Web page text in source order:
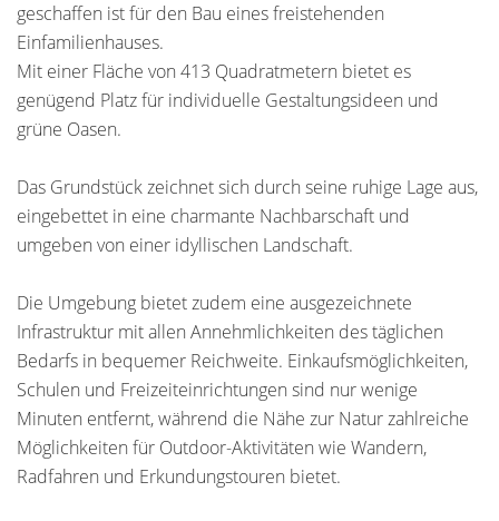
geschaffen ist für den Bau eines freistehenden
Einfamilienhauses.
Mit einer Fläche von 413 Quadratmetern bietet es
genügend Platz für individuelle Gestaltungsideen und
grüne Oasen.
Das Grundstück zeichnet sich durch seine ruhige Lage aus,
eingebettet in eine charmante Nachbarschaft und
umgeben von einer idyllischen Landschaft.
Die Umgebung bietet zudem eine ausgezeichnete
Infrastruktur mit allen Annehmlichkeiten des täglichen
Bedarfs in bequemer Reichweite. Einkaufsmöglichkeiten,
Schulen und Freizeiteinrichtungen sind nur wenige
Minuten entfernt, während die Nähe zur Natur zahlreiche
Möglichkeiten für Outdoor-Aktivitäten wie Wandern,
Radfahren und Erkundungstouren bietet.